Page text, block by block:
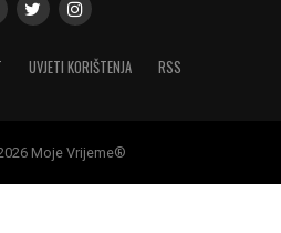
UVJETI KORIŠTENJA RSS
Moje Vrijeme®